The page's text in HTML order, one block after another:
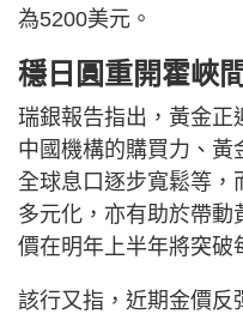
為5200美元。
穩日圓重開霍峽
瑞銀報告指出，黃金正
中國機構的購買力、黃
全球息口逐步寬鬆等，
多元化，亦有助於帶
價在明年上半年將突破
該行又指，近期金價反